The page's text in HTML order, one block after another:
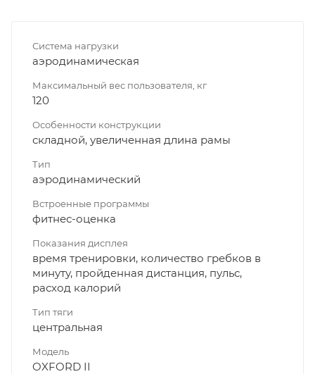
Система нагрузки
аэродинамическая
Максимальный вес пользователя, кг
120
Особенности конструкции
складной, увеличенная длина рамы
Тип
аэродинамический
Встроенные программы
фитнес-оценка
Показания дисплея
время тренировки, количество гребков в
минуту, пройденная дистанция, пульс,
расход калорий
Тип тяги
центральная
Модель
OXFORD II